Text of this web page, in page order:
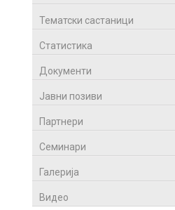
Тематски састаници
Статистика
Документи
Јавни позиви
Партнери
Семинари
Галерија
Видео